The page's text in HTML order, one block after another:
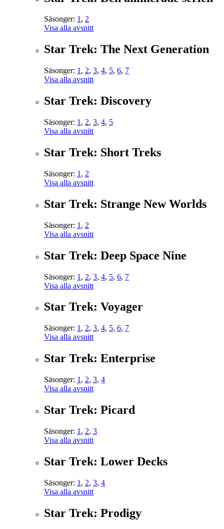
Säsonger: 1, 2
Visa alla avsnitt
Star Trek: The Next Generation
Säsonger: 1 , 2, 3, 4, 5, 6, 7
Visa alla avsnitt
Star Trek: Discovery
Säsonger: 1 , 2, 3, 4, 5
Visa alla avsnitt
Star Trek: Short Treks
Säsonger: 1 , 2
Visa alla avsnitt
Star Trek: Strange New Worlds
Säsonger: 1 , 2
Visa alla avsnitt
Star Trek: Deep Space Nine
Säsonger: 1 , 2, 3, 4, 5, 6, 7
Visa alla avsnitt
Star Trek: Voyager
Säsonger: 1 , 2, 3, 4, 5, 6, 7
Visa alla avsnitt
Star Trek: Enterprise
Säsonger: 1 , 2, 3, 4
Visa alla avsnitt
Star Trek: Picard
Säsonger: 1 , 2, 3
Visa alla avsnitt
Star Trek: Lower Decks
Säsonger: 1 , 2, 3, 4
Visa alla avsnitt
Star Trek: Prodigy